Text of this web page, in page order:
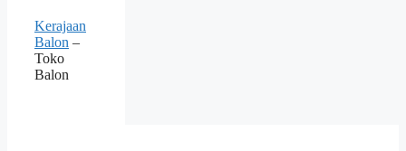
Kerajaan
Balon –
Toko
Balon